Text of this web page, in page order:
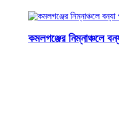
কমলগঞ্জের নিম্নাঞ্চলে